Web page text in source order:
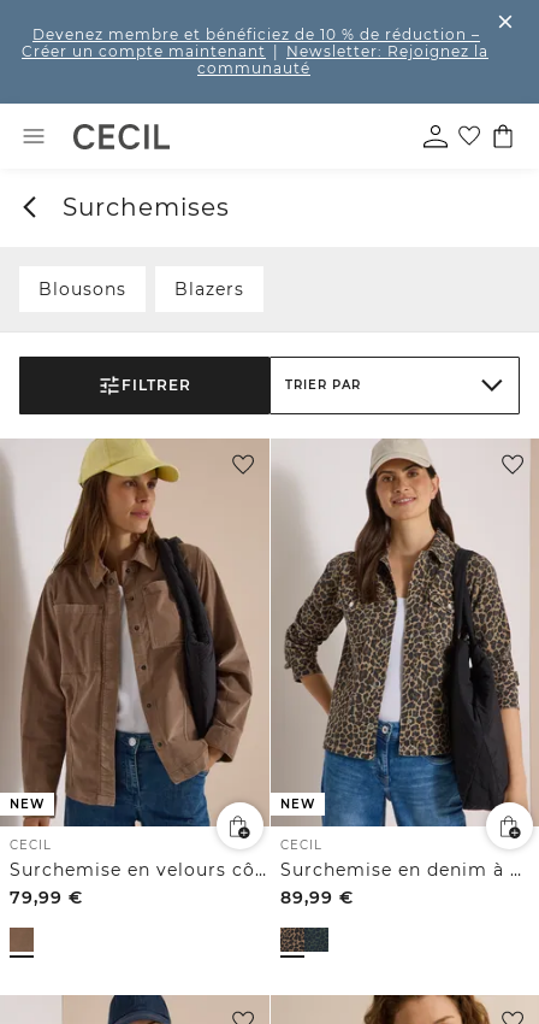
Devenez membre et bénéficiez de 10 % de réduction –
Créer un compte maintenant
Newsletter: Rejoignez la
communauté
Surchemises
Blousons Blazers
FILTRER TRIER PAR
NEW
CECIL
Surchemise en velours côtelé à poches poitrine
79,99 €
NEW
CECIL
Surchemise en denim à motif léopard
89,99 €